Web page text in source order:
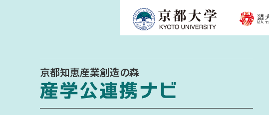
京都知恵産業創造の森